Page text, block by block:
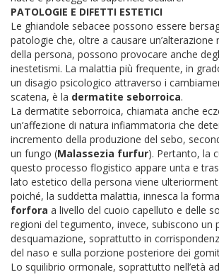
PATOLOGIE E DIFETTI ESTETICI
Le ghiandole sebacee possono essere
patologie che, oltre a causare
della persona, possono provocare anche
inestetismi. La malattia più frequente, in
un disagio psicologico attraverso i
scatena, è la dermatite seborroica.
La dermatite seborroica, chiamata anche
un’affezione di natura infiammatoria che
incremento della produzione del sebo,
un fungo (Malassezia furfur). Pertanto, la
questo processo flogistico appare unta e
lato estetico della persona viene
poiché, la suddetta malattia, innesca la
forfora a livello del cuoio capelluto e delle
regioni del tegumento, invece, subiscono un
desquamazione, soprattutto in
del naso e sulla porzione posteriore dei
Lo squilibrio ormonale, soprattutto nell’età